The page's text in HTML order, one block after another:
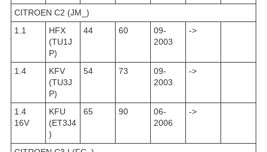
CITROEN C2 (JM_)
1.1
HFX
(TU1J
P)
44 60
09-
2003
->
1.4
KFV
(TU3J
P)
54 73
09-
2003
->
1.4
16V
KFU
(ET3J4
)
65 90
06-
2006
->